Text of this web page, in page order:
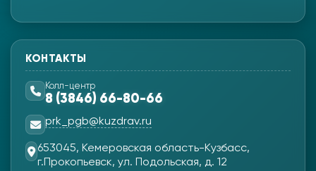
КОНТАКТЫ
Колл-центр
8 (3846) 66-80-66
prk_pgb@kuzdrav.ru
653045, Кемеровская область-Кузбасс,
г.Прокопьевск, ул. Подольская, д. 12